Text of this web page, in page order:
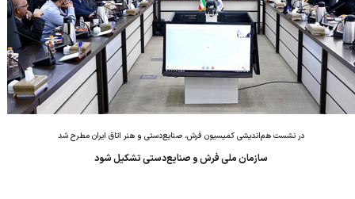
در نشست هم‌اندیشی کمیسیون فرش، صنایع‌دستی و هنر اتاق ایران مطرح شد
سازمان ملی فرش و صنایع‌دستی تشکیل شود